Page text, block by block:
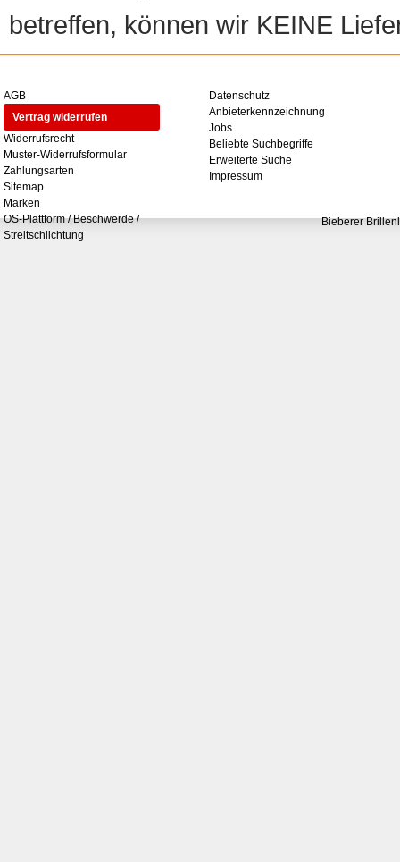
betreffen, können wir KEINE
AGB
Vertrag widerrufen
Widerrufsrecht
Muster-Widerrufsformular
Zahlungsarten
Sitemap
Marken
OS-Plattform / Beschwerde /
Streitschlichtung
Datenschutz
Anbieterkennzeichnung
Jobs
Beliebte Suchbegriffe
Erweiterte Suche
Impressum
Bieberer